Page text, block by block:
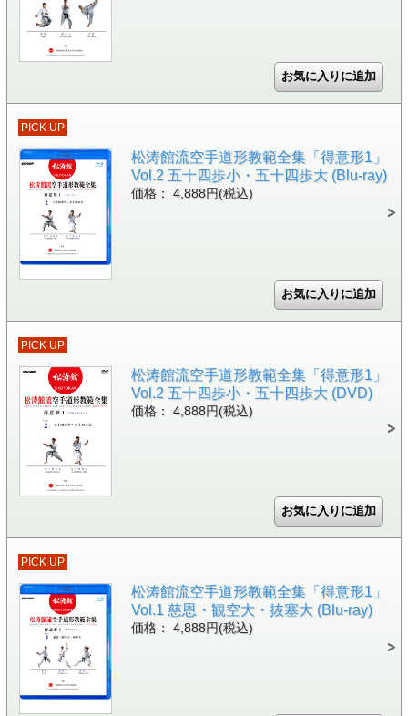
PICK UP
松涛館流空手道形教範全集「得意形1」
Vol.2 五十四歩小・五十四歩大 (Blu-ray)
価格： 4,888円(税込)
PICK UP
松涛館流空手道形教範全集「得意形1」
Vol.2 五十四歩小・五十四歩大 (DVD)
価格： 4,888円(税込)
PICK UP
松涛館流空手道形教範全集「得意形1」
Vol.1 慈恩・観空大・抜塞大 (Blu-ray)
価格： 4,888円(税込)